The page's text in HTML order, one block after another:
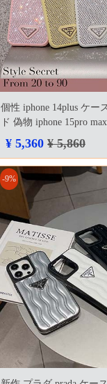
個性 iphone 14plus ケー
ド 偽物 iphone 15pro
¥ 5,360 ¥ 5,860
-9%